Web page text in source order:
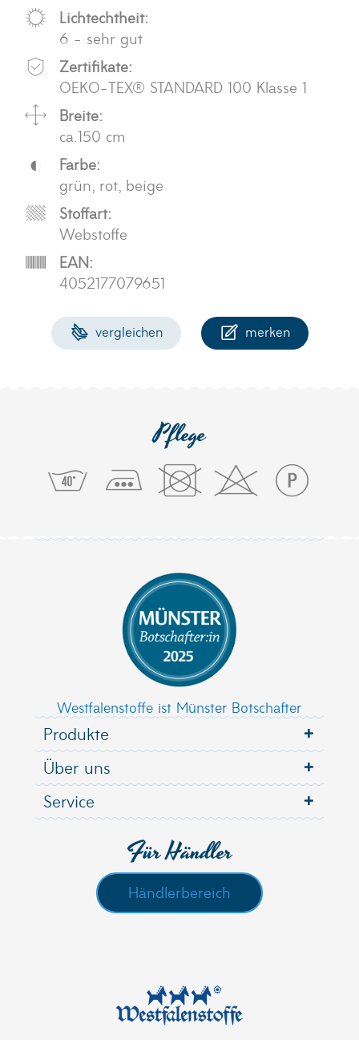
Lichtechtheit:
6 - sehr gut
Zertifikate:
OEKO-TEX® STANDARD 100 Klasse 1
Breite:
ca.150 cm
Farbe:
grün, rot, beige
Stoffart:
Webstoffe
EAN:
4052177079651
vergleichen merken
Pflege
Westfalenstoffe ist Münster Botschafter
Produkte
Über uns
Service
Für Händler
Händlerbereich